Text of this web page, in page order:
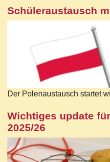
Schüleraustausch
Der Polenaustausch startet
Wichtiges update
2025/26